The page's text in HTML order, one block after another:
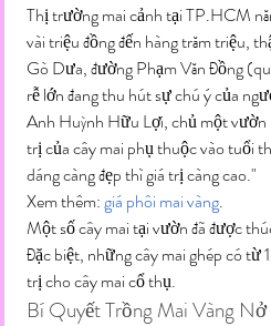
Thị trường mai cảnh tại TP.HCM
vài triệu đồng đến hàng trăm triệu,
Gò Dưa, đường Phạm Văn Đồng
rễ lớn đang thu hút sự chú ý của
Anh Huỳnh Hữu Lợi, chủ một vườn
trị của cây mai phụ thuộc vào tuổi
dáng càng đẹp thì giá trị càng cao."
Xem thêm: giá phôi mai vàng.
Một số cây mai tại vườn đã được
Đặc biệt, những cây mai ghép có từ
trị cho cây mai cổ thụ.
Bí Quyết Trồng Mai Vàng